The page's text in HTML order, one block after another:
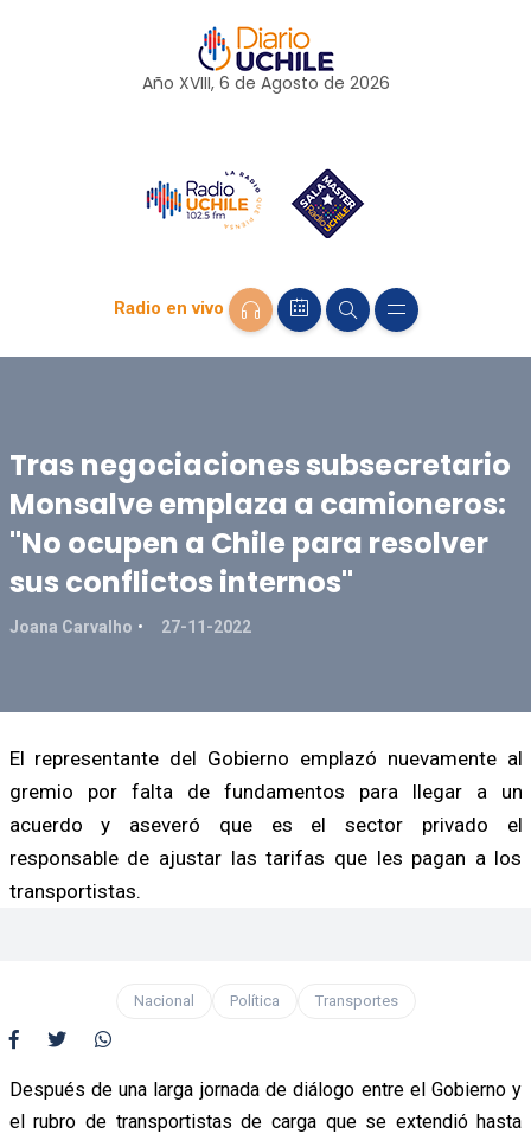
Año XVIII, 6 de Agosto de 2026
Radio en vivo
Tras negociaciones subsecretario
Monsalve emplaza a camioneros:
"No ocupen a Chile para resolver
sus conflictos internos"
Joana Carvalho 27-11-2022
El representante del Gobierno emplazó nuevamente al
gremio por falta de fundamentos para llegar a un
acuerdo y aseveró que es el sector privado el
responsable de ajustar las tarifas que les pagan a los
transportistas.
Nacional Política Transportes
Después de una larga jornada de diálogo entre el Gobierno y
el rubro de transportistas de carga que se extendió hasta